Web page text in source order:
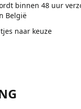
binnen 48 uur
België
naar keuze